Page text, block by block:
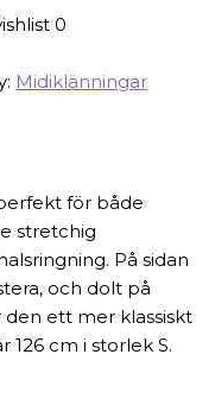
0
Midiklänningar
för både
stretchig
På sidan
och dolt på
ett mer klassiskt
126 cm i storlek S.